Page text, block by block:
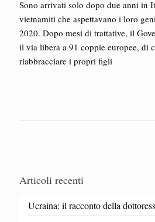
Sono arrivati solo dopo due anni in
vietnamiti che aspettavano i loro
2020. Dopo mesi di trattative, il
il via libera a 91 coppie europee, di
riabbracciare i propri figli
Articoli recenti
Ucraina: il racconto della